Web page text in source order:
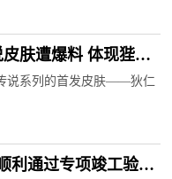
皮肤遭爆料 体现狴犴
说系列的首发皮肤——狄仁
利通过专项竣工验收